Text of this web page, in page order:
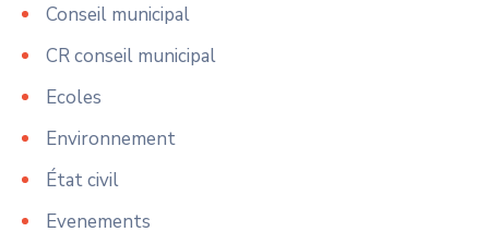
Conseil municipal
CR conseil municipal
Ecoles
Environnement
État civil
Evenements